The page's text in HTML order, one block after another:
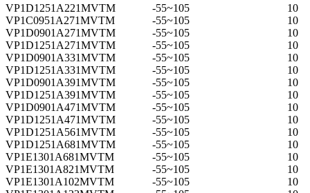
VP1D1251A221MVTM
-55~105
10
VP1C0951A271MVTM
-55~105
10
VP1D0901A271MVTM
-55~105
10
VP1D1251A271MVTM
-55~105
10
VP1D0901A331MVTM
-55~105
10
VP1D1251A331MVTM
-55~105
10
VP1D0901A391MVTM
-55~105
10
VP1D1251A391MVTM
-55~105
10
VP1D0901A471MVTM
-55~105
10
VP1D1251A471MVTM
-55~105
10
VP1D1251A561MVTM
-55~105
10
VP1D1251A681MVTM
-55~105
10
VP1E1301A681MVTM
-55~105
10
VP1E1301A821MVTM
-55~105
10
VP1E1301A102MVTM
-55~105
10